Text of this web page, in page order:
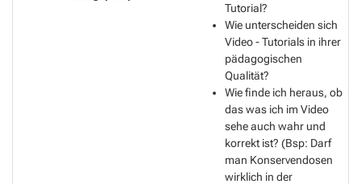
Tutorial?
Wie unterscheiden sich
Video - Tutorials in ihrer
pädagogischen
Qualität?
Wie finde ich heraus, ob
das was ich im Video
sehe auch wahr und
korrekt ist? (Bsp: Darf
man Konservendosen
wirklich in der